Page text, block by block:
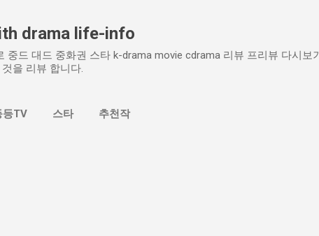
drama life-info
중드 대드 중화권 스타 k-drama movie cdrama 리뷰 프리뷰 다시보
을 리뷰 합니다.
등TV 스타 추천작